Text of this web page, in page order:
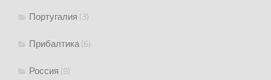
Португалия (3)
Прибалтика(6)
Россия (9)